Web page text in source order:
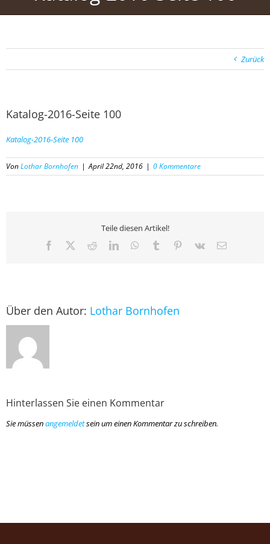
Zurück
Katalog-2016-Seite 100
Katalog-2016-Seite 100
VonLothar Bornhofen | April 22nd, 2016 | 0 Kommentare
Teile diesen Artikel!
Facebook RedditLinkedInWhatsApp
Tumblr Pinterest
Vk
E-
Über den Autor: Lothar Bornhofen
Hinterlassen Sie einen Kommentar
Sie müssenangemeldetsein um einen Kommentar zu schreiben.